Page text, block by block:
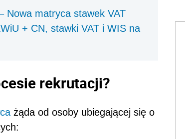
Nowa matryca stawek VAT
+ CN, stawki VAT i WIS na
rekrutacji?
żąda od osoby ubiegającej się o